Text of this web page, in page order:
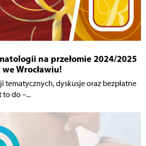
na przełomie 2024/2025
Wrocławiu!
tematycznych, dyskusje oraz bezpłatne
to do –...